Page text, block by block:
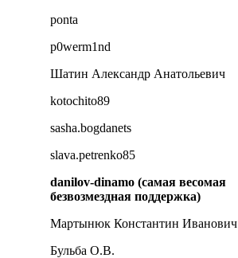
ponta
p0werm1nd
Шатин Александр Анатольевич
kotochito89
sasha.bogdanets
slava.petrenko85
danilov-dinamo (самая весомая
безвозмездная поддержка)
Мартынюк Константин Иванович
Бульба О.В.